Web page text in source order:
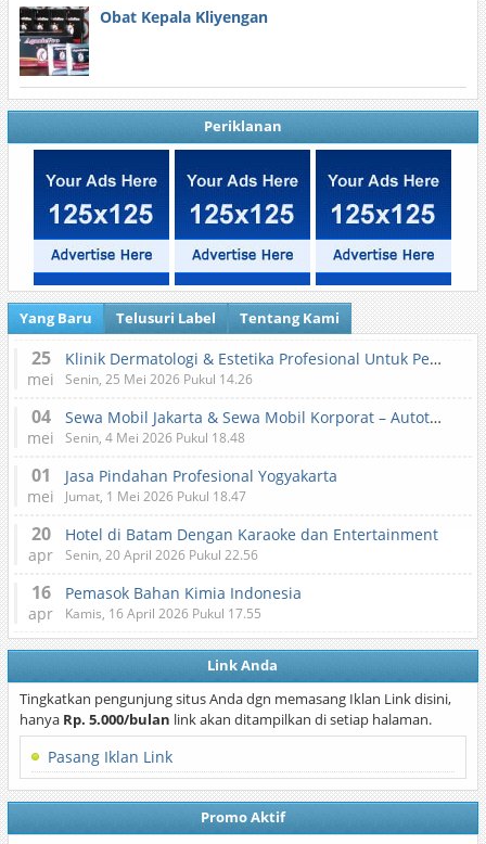
Obat Kepala Kliyengan
Periklanan
Yang Baru Telusuri Label Tentang Kami
25
mei
Klinik Dermatologi & Estetika Profesional Untuk Perawatan Kulit dan Kecantikan
Senin, 25 Mei 2026 Pukul 14.26
04
mei
Sewa Mobil Jakarta & Sewa Mobil Korporat – Autotranz Indonesia
Senin, 4 Mei 2026 Pukul 18.48
01
mei
Jasa Pindahan Profesional Yogyakarta
Jumat, 1 Mei 2026 Pukul 18.47
20
apr
Hotel di Batam Dengan Karaoke dan Entertainment
Senin, 20 April 2026 Pukul 22.56
16
apr
Pemasok Bahan Kimia Indonesia
Kamis, 16 April 2026 Pukul 17.55
Link Anda
Tingkatkan pengunjung situs Anda dgn memasang Iklan Link disini,
hanya Rp. 5.000/bulan link akan ditampilkan di setiap halaman.
Pasang Iklan Link
Promo Aktif